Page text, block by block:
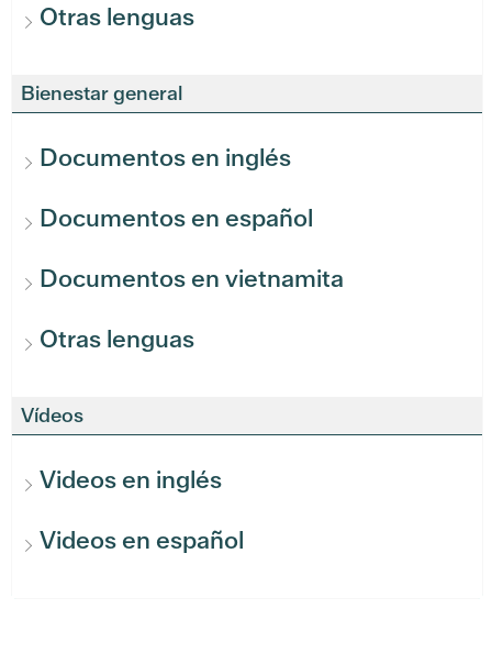
Otras lenguas
Bienestar general
Documentos en inglés
Documentos en español
Documentos en vietnamita
Otras lenguas
Vídeos
Videos en inglés
Videos en español